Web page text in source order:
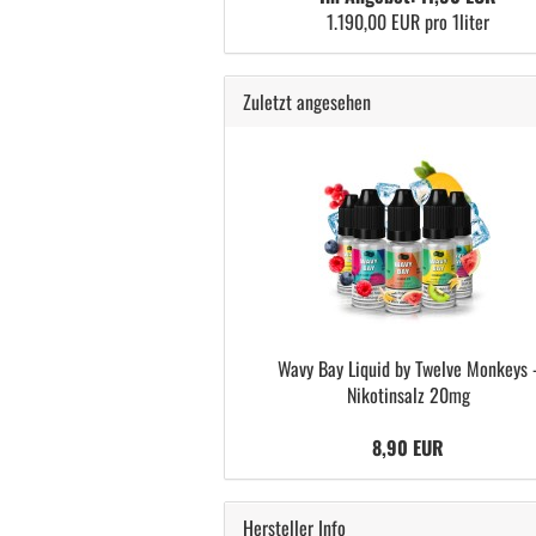
1.190,00 EUR pro 1liter
Zuletzt angesehen
Wavy Bay Liquid by Twelve Monkeys
Nikotinsalz 20mg
8,90 EUR
Hersteller Info